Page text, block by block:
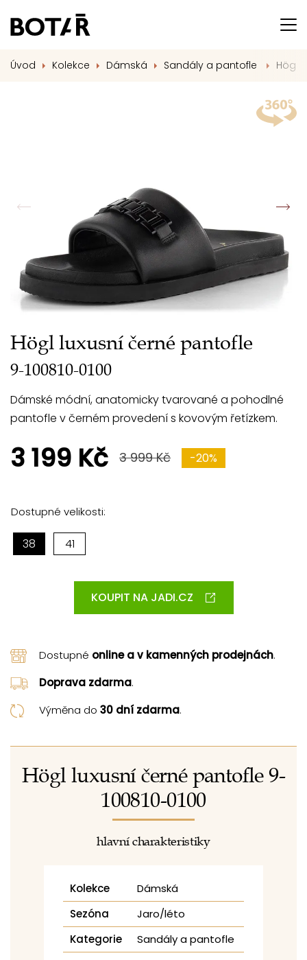
Úvod Kolekce Dámská Sandály a pantofle Högl
Högl luxusní černé pantofle
9-100810-0100
Dámské módní, anatomicky tvarované a pohodlné
pantofle v černém provedení s kovovým řetízkem.
3 199 Kč 3 999 Kč -20%
Dostupné velikosti:
38 41
KOUPIT NA JADI.CZ
Dostupné online a v kamenných prodejnách.
Doprava zdarma.
Výměna do 30 dní zdarma.
Högl luxusní černé pantofle 9-
100810-0100
hlavní charakteristiky
Kolekce
Dámská
Sezóna
Jaro/léto
Kategorie
Sandály a pantofle